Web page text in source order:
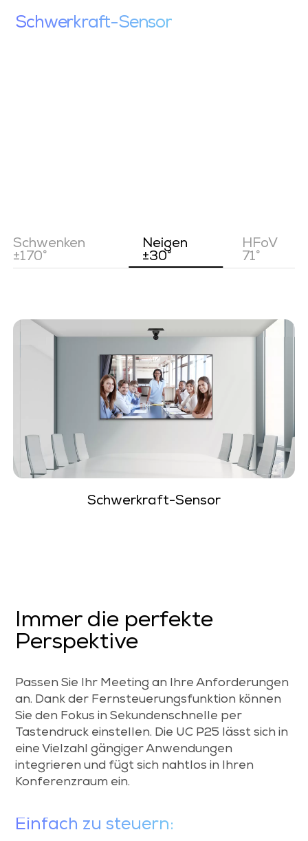
Schwerkraft-Sensor
Schwenken
±170°
Neigen
±30°
HFoV
71°
Schwerkraft-Sensor
Immer die perfekte
Perspektive
Passen Sie Ihr Meeting an Ihre Anforderungen
an. Dank der Fernsteuerungsfunktion können
Sie den Fokus in Sekundenschnelle per
Tastendruck einstellen. Die UC P25 lässt sich in
eine Vielzahl gängiger Anwendungen
integrieren und fügt sich nahtlos in Ihren
Konferenzraum ein.
Einfach zu steuern: